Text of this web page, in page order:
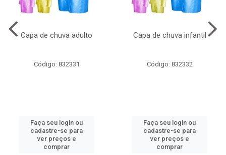
Capa de chuva adulto
Código: 832331
Faça seu login ou
cadastre-se para
ver preços e
comprar
Capa de chuva infantil
Código: 832332
Faça seu login ou
cadastre-se para
ver preços e
comprar